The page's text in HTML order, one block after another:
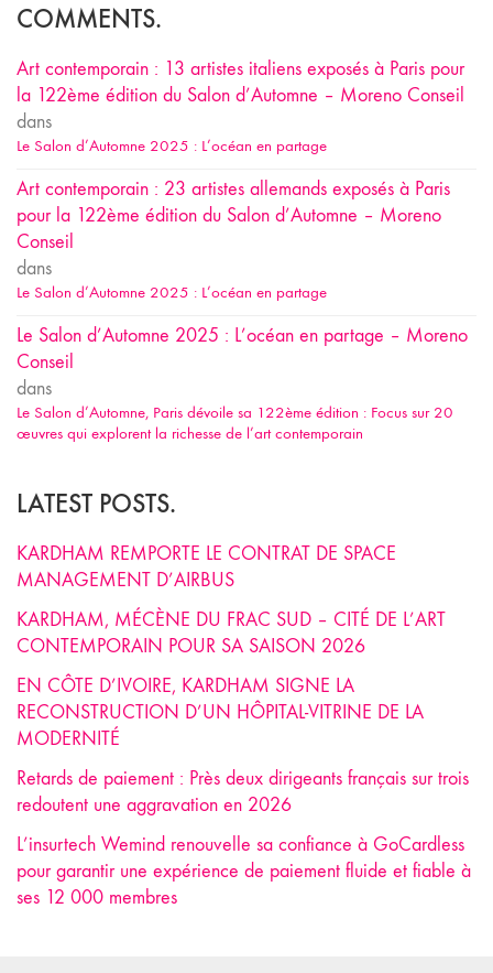
COMMENTS.
Art contemporain : 13 artistes italiens exposés à Paris pour
la 122ème édition du Salon d’Automne – Moreno Conseil
dans
Le Salon d’Automne 2025 : L’océan en partage
Art contemporain : 23 artistes allemands exposés à Paris
pour la 122ème édition du Salon d’Automne – Moreno
Conseil
dans
Le Salon d’Automne 2025 : L’océan en partage
Le Salon d’Automne 2025 : L’océan en partage – Moreno
Conseil
dans
Le Salon d’Automne, Paris dévoile sa 122ème édition : Focus sur 20
œuvres qui explorent la richesse de l’art contemporain
LATEST POSTS.
KARDHAM REMPORTE LE CONTRAT DE SPACE
MANAGEMENT D’AIRBUS
KARDHAM, MÉCÈNE DU FRAC SUD – CITÉ DE L’ART
CONTEMPORAIN POUR SA SAISON 2026
EN CÔTE D’IVOIRE, KARDHAM SIGNE LA
RECONSTRUCTION D’UN HÔPITAL-VITRINE DE LA
MODERNITÉ
Retards de paiement : Près deux dirigeants français sur trois
redoutent une aggravation en 2026
L’insurtech Wemind renouvelle sa confiance à GoCardless
pour garantir une expérience de paiement fluide et fiable à
ses 12 000 membres